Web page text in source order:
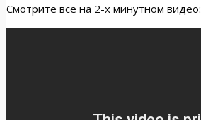
Смотрите все на 2-х минутном видео: